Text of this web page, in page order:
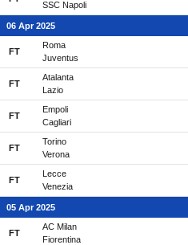
SSC Napoli
06 Apr 2025
FT
Roma
Juventus
FT
Atalanta
Lazio
FT
Empoli
Cagliari
FT
Torino
Verona
FT
Lecce
Venezia
05 Apr 2025
FT
AC Milan
Fiorentina